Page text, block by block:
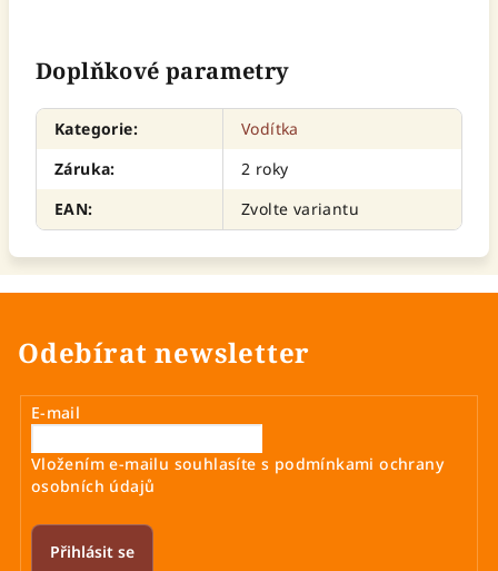
Doplňkové parametry
Kategorie:
Vodítka
Záruka:
2 roky
EAN: Zvolte variantu
Odebírat newsletter
E-mail
Vložením e-mailu souhlasíte s podmínkami ochrany
osobních údajů
Přihlásit se